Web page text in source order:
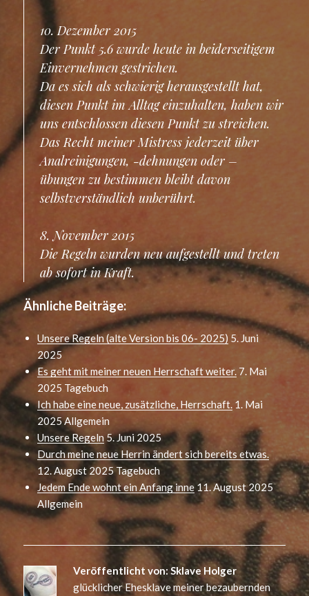
10. Dezember 2015
Der Punkt 5.6 wurde heute in beiderseitigem
Einvernehmen gestrichen.
Da es sich als schwierig herausgestellt hat,
diesen Punkt im Alltag einzuhalten, haben wir
uns entschlossen diesen Punkt zu streichen.
Das Recht meiner Mistress jederzeit über
Analreinigungen, -dehnungen oder –
übungen zu bestimmen bleibt davon
selbstverständlich unberührt.
8. November 2015
Die Regeln wurden neu aufgestellt und treten
ab sofort in Kraft.
Ähnliche Beiträge:
Unsere Regeln (alte Version bis 06- 2025) 5. Juni
2025
Es geht mit meiner neuen Herrschaft weiter. 7. Mai
2025 Tagebuch
Ich habe eine neue, zusätzliche, Herrschaft. 1. Mai
2025Allgemein
Unsere Regeln5. Juni 2025
Durch meine neue Herrin ändert sich bereits etwas.
12. August 2025Tagebuch
Jedem Ende wohnt ein Anfang inne 11. August 2025
Allgemein
Veröffentlicht von: Sklave Holger
glücklicher Ehesklave meiner bezaubernden